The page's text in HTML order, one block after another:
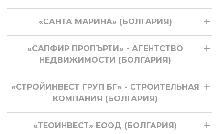
«САНТА МАРИНА» (БОЛГАРИЯ)
«САПФИР ПРОПЪРТИ» - АГЕНТСТВО
НЕДВИЖИМОСТИ (БОЛГАРИЯ)
«СТРОЙИНВЕСТ ГРУП БГ» - СТРОИТЕЛЬНАЯ
КОМПАНИЯ (БОЛГАРИЯ)
«ТЕОИНВЕСТ» ЕООД (БОЛГАРИЯ)